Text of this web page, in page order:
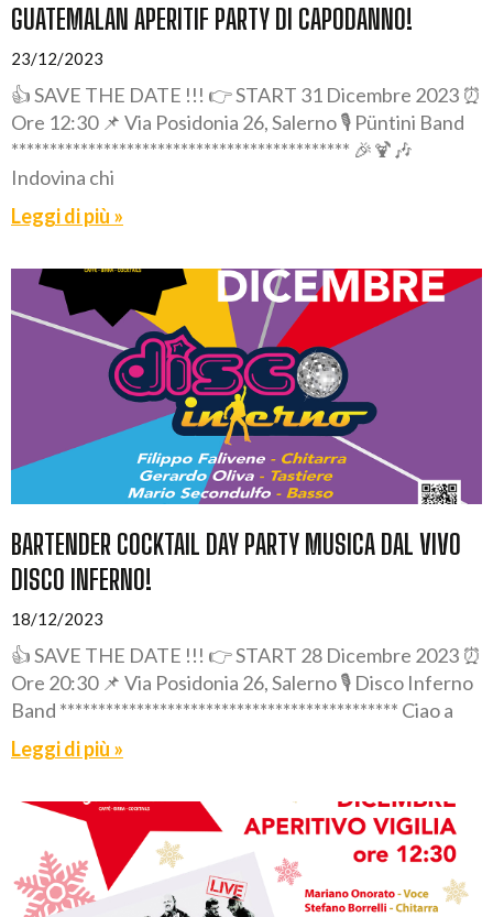
GUATEMALAN APERITIF PARTY DI CAPODANNO!
23/12/2023
👍 SAVE THE DATE !!! 👉 START 31 Dicembre 2023 ⏰
Ore 12:30 📌 Via Posidonia 26, Salerno 🎙️ Püntini Band
******************************************** 🎉🍹🎶
Indovina chi
Leggi di più »
BARTENDER COCKTAIL DAY PARTY MUSICA DAL VIVO
DISCO INFERNO!
18/12/2023
👍 SAVE THE DATE !!! 👉 START 28 Dicembre 2023 ⏰
Ore 20:30 📌 Via Posidonia 26, Salerno 🎙️ Disco Inferno
Band ******************************************** Ciao a
Leggi di più »